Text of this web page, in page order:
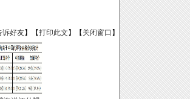
诉好友】【打印此文 】【 关闭窗口 】